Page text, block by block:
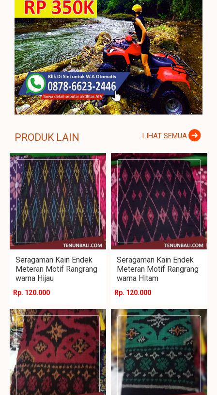
PRODUK LAIN LIHAT SEMUA
Seragaman Kain Endek
Meteran Motif Rangrang
warna Hijau
Rp. 120.000
Seragaman Kain Endek
Meteran Motif Rangrang
warna Hitam
Rp. 120.000